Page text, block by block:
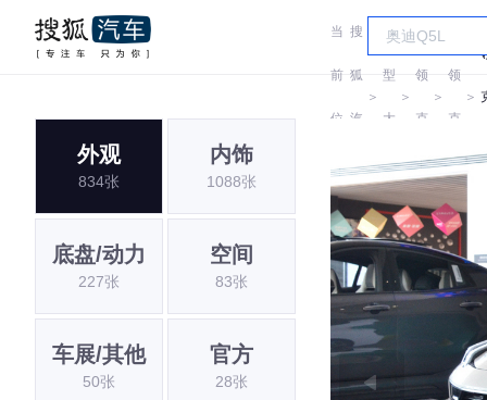
当
前
位
搜
狐
汽
＞
车
型
大
全
＞
领
克
＞
领
克
＞
外观
834张
内饰
1088张
底盘/动力
227张
空间
83张
车展/其他
50张
官方
28张